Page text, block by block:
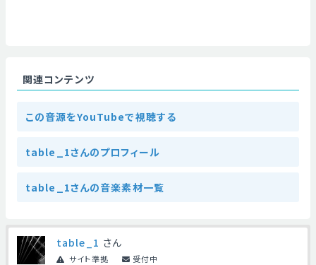
関連コンテンツ
この音源をYouTubeで視聴する
table_1さんのプロフィール
table_1さんの音楽素材一覧
table_1 さん
サイト準拠 受付中